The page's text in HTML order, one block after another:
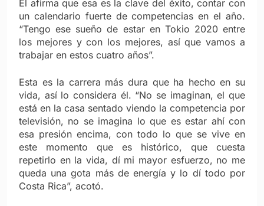
Él afirma que esa es la clave del éxito, contar con
un calendario fuerte de competencias en el año.
“Tengo ese sueño de estar en Tokio 2020 entre
los mejores y con los mejores, así que vamos a
trabajar en estos cuatro años”.
Esta es la carrera más dura que ha hecho en su
vida, así lo considera él. “No se imaginan, el que
está en la casa sentado viendo la competencia por
televisión, no se imagina lo que es estar ahí con
esa presión encima, con todo lo que se vive en
este momento que es histórico, que cuesta
repetirlo en la vida, dí mi mayor esfuerzo, no me
queda una gota más de energía y lo dí todo por
Costa Rica”, acotó.